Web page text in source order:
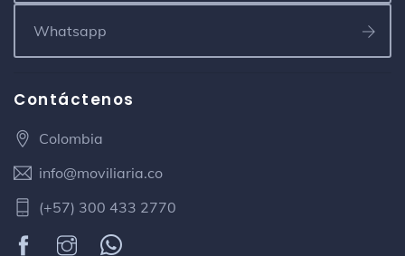
Contáctenos
Colombia
info@moviliaria.co
(+57) 300 433 2770